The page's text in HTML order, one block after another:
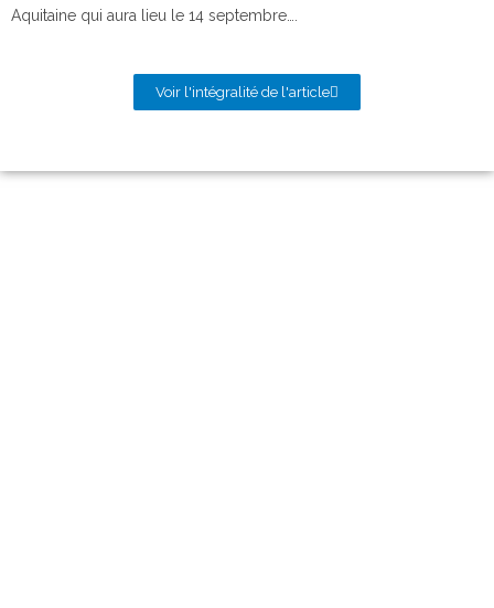
Aquitaine qui aura lieu le 14 septembre….
Voir l'intégralité de l'article